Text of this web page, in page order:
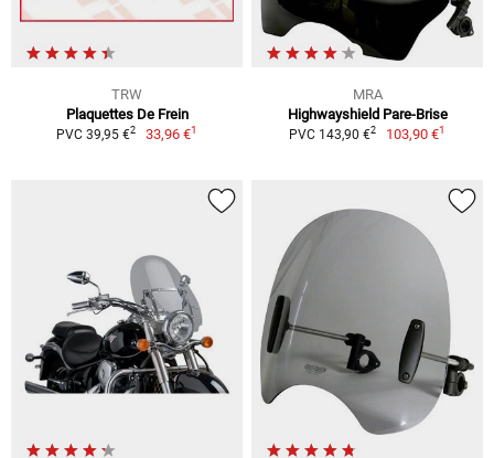
TRW
Plaquettes De Frein
PVC 39,95 €2 33,96 €1
MRA
Highwayshield Pare-Brise
PVC 143,90 €2 103,90 €1